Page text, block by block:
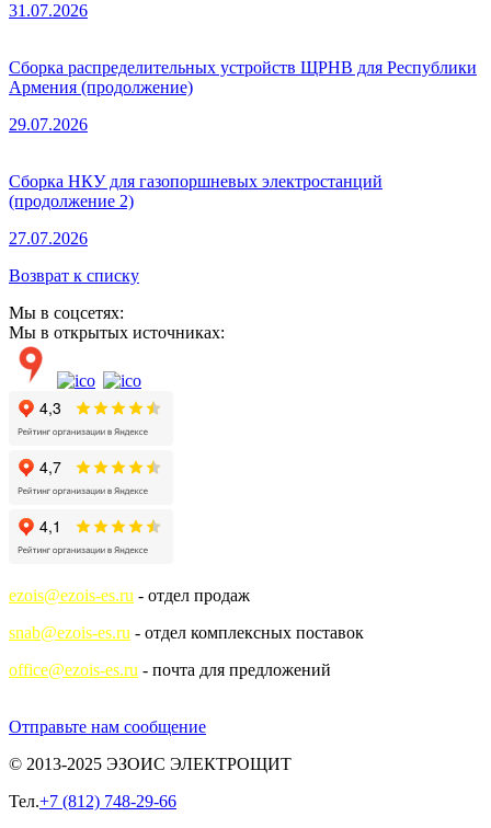
31.07.2026
Сборка распределительных устройств ЩРНВ для Республики
Армения (продолжение)
29.07.2026
Сборка НКУ для газопоршневых электростанций
(продолжение 2)
27.07.2026
Возврат к списку
Мы в соцсетях:
Мы в открытых источниках:
ezois@ezois-es.ru - отдел продаж
snab@ezois-es.ru - отдел комплексных поставок
office@ezois-es.ru - почта для предложений
Отправьте нам сообщение
© 2013-2025 ЭЗОИС ЭЛЕКТРОЩИТ
Тел.+7 (812) 748-29-66